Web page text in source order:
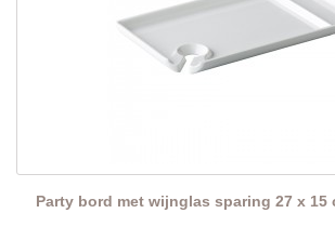
Party bord met wijnglas sparing 27 x 15